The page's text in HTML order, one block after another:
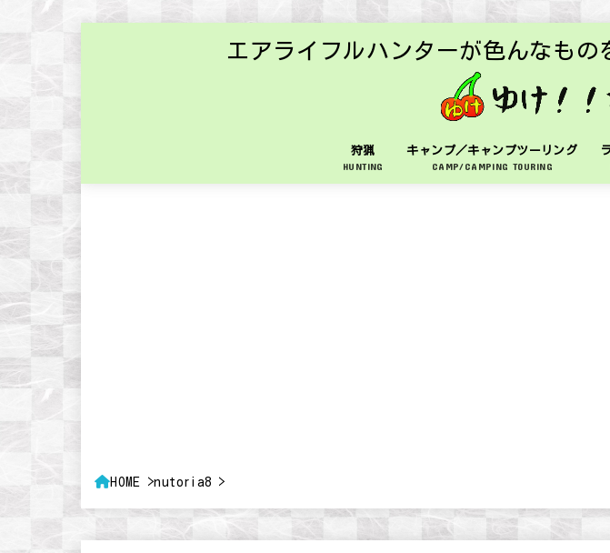
エアライフルハンターが色んなも
狩猟
HUNTING
キャンプ／キャンプツーリング
CAMP/CAMPING TOURING
HOME nutoria8